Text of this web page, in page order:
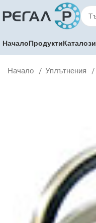
НачалоПродуктиКаталози
Начало Уплътнения